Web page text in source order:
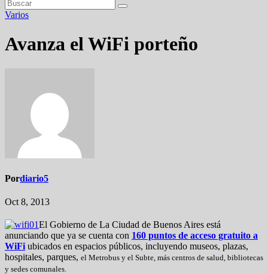
Varios
Avanza el WiFi porteño
Pordiario5
Oct 8, 2013
El Gobierno de La Ciudad de Buenos Aires está
anunciando que ya se cuenta con 160 puntos de acceso gratuito a
WiFi ubicados en espacios públicos, incluyendo museos, plazas,
hospitales, parques, el Metrobus y el Subte, más centros de salud, bibliotecas
y sedes comunales.